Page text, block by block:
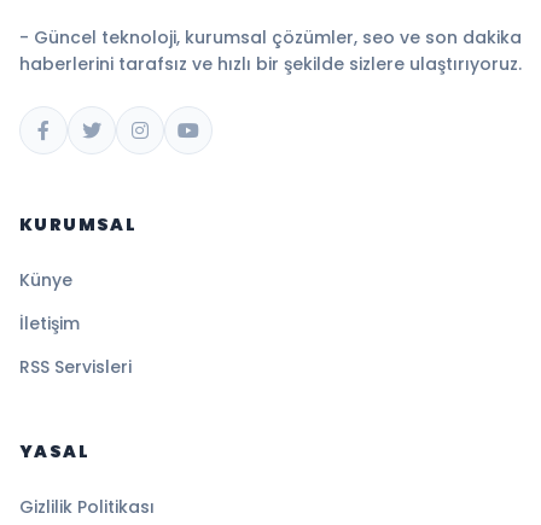
- Güncel teknoloji, kurumsal çözümler, seo ve son dakika
haberlerini tarafsız ve hızlı bir şekilde sizlere ulaştırıyoruz.
KURUMSAL
Künye
İletişim
RSS Servisleri
YASAL
Gizlilik Politikası